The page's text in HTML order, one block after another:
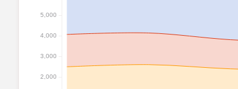
2,000
3,000
4,000
5,000